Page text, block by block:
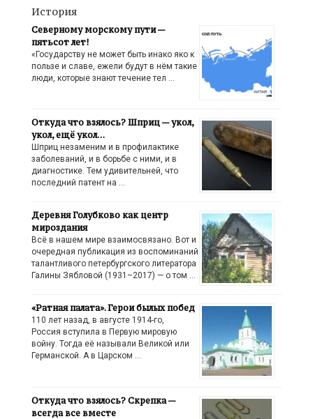
История
Северному морскому пути —
пятьсот лет!
«Государству не может быть инако яко к
пользе и славе, ежели будут в нём такие
люди, которые знают течение тел …
Откуда что взялось? Шприц — укол,
укол, ещё укол…
Шприц незаменим и в профилактике
заболеваний, и в борьбе с ними, и в
диагностике. Тем удивительней, что
последний патент на …
Деревня Голубково как центр
мироздания
Всё в нашем мире взаимосвязано. Вот и
очередная публикация из воспоминаний
талантливого петербургского литератора
Галины Зябловой (1931–2017) — о том …
«Ратная палата». Герои былых побед
110 лет назад, в августе 1914-го,
Россия вступила в Первую мировую
войну. Тогда её называли Великой или
Германской. А в Царском …
Откуда что взялось? Скрепка —
всегда все вместе